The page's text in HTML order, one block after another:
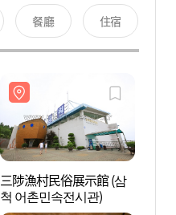
餐廳 住宿
三陟漁村民俗展示館 (삼
척 어촌민속전시관)